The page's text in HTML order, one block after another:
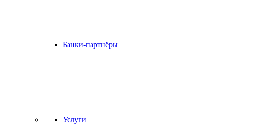
Банки-партнёры
Услуги